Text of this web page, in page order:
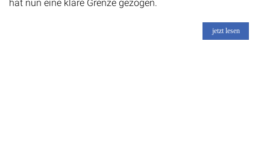
hat nun eine klare Grenze gezogen.
jetzt lesen